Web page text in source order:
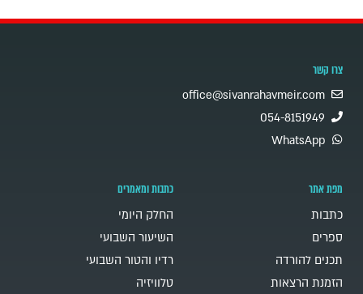
צרו קשר
office@sivanrahavmeir.com
054-8151949
WhatsApp
מפת אתר
כתבות
ספרים
תכנים להורדה
הזמנת הרצאות
כתבות ומאמרים
החלק היומי
השיעור השבועי
רדיו והטור השבועי
טלוויזיה